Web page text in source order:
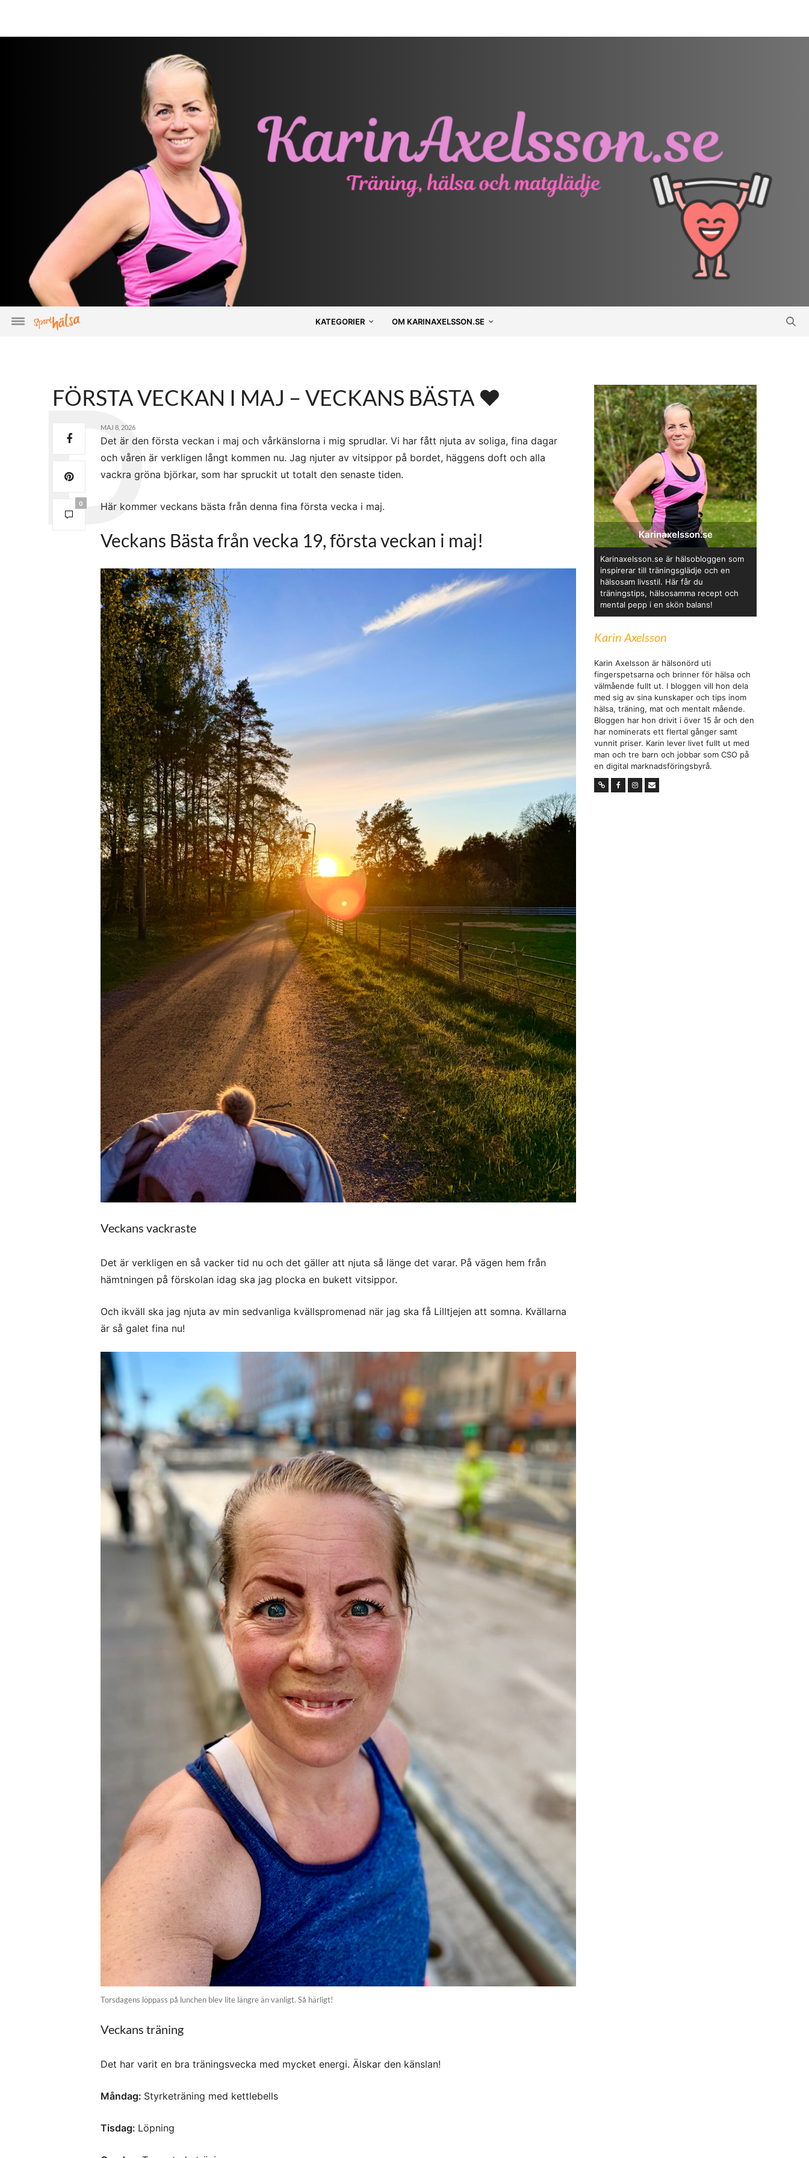
KATEGORIER OM KARINAXELSSON.SE
FÖRSTA VECKAN I MAJ – VECKANS BÄSTA ♥
0
MAJ 8, 2026
Det är den första veckan i maj och vårkänslorna i mig sprudlar. Vi har fått njuta av soliga, fina dagar
och våren är verkligen långt kommen nu. Jag njuter av vitsippor på bordet, häggens doft och alla
vackra gröna björkar, som har spruckit ut totalt den senaste tiden.
Här kommer veckans bästa från denna fina första vecka i maj.
Veckans Bästa från vecka 19, första veckan i maj!
Veckans vackraste
Det är verkligen en så vacker tid nu och det gäller att njuta så länge det varar. På vägen hem från
hämtningen på förskolan idag ska jag plocka en bukett vitsippor.
Och ikväll ska jag njuta av min sedvanliga kvällspromenad när jag ska få Lilltjejen att somna. Kvällarna
är så galet fina nu!
Torsdagens löppass på lunchen blev lite längre än vanligt. Så härligt!
Veckans träning
Det har varit en bra träningsvecka med mycket energi. Älskar den känslan!
Måndag: Styrketräning med kettlebells
Tisdag: Löpning
Karinaxelsson.se
Karinaxelsson.se är hälsobloggen som
inspirerar till träningsglädje och en
hälsosam livsstil. Här får du
träningstips, hälsosamma recept och
mental pepp i en skön balans!
Karin Axelsson
Karin Axelsson är hälsonörd uti
fingerspetsarna och brinner för hälsa och
välmående fullt ut. I bloggen vill hon dela
med sig av sina kunskaper och tips inom
hälsa, träning, mat och mentalt mående.
Bloggen har hon drivit i över 15 år och den
har nominerats ett flertal gånger samt
vunnit priser. Karin lever livet fullt ut med
man och tre barn och jobbar som CSO på
en digital marknadsföringsbyrå.